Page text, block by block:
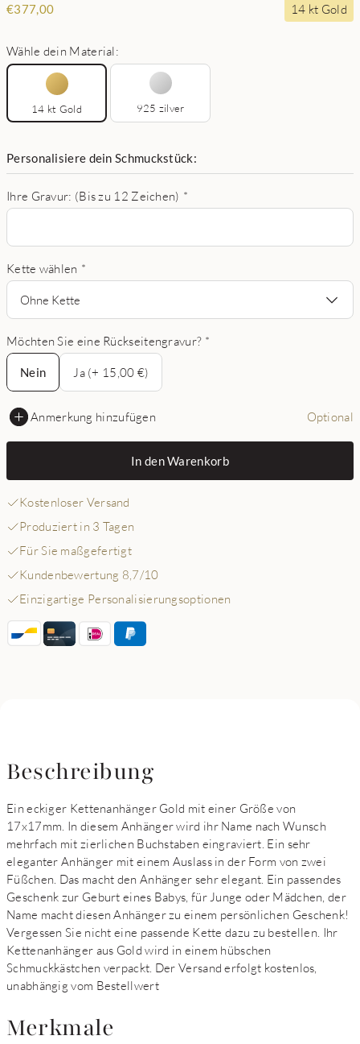
€377,00 14 kt Gold
Wähle dein Material:
14 kt Gold 925 zilver
Personalisiere dein Schmuckstück:
Ihre Gravur: (Bis zu 12 Zeichen) *
Kette wählen *
Ohne Kette
Möchten Sie eine Rückseitengravur? *
Nein
Nein
Ja (+ 15,00 €)
Anmerkung hinzufügen Optional
In den Warenkorb
Kostenloser Versand
Produziert in 3 Tagen
Für Sie maßgefertigt
Kundenbewertung 8,7/10
Einzigartige Personalisierungsoptionen
Beschreibung
Ein eckiger Kettenanhänger Gold mit einer Größe von
17x17mm. In diesem Anhänger wird ihr Name nach Wunsch
mehrfach mit zierlichen Buchstaben eingraviert. Ein sehr
eleganter Anhänger mit einem Auslass in der Form von zwei
Füßchen. Das macht den Anhänger sehr elegant. Ein passendes
Geschenk zur Geburt eines Babys, für Junge oder Mädchen, der
Name macht diesen Anhänger zu einem persönlichen Geschenk!
Vergessen Sie nicht eine passende Kette dazu zu bestellen. Ihr
Kettenanhänger aus Gold wird in einem hübschen
Schmuckkästchen verpackt. Der Versand erfolgt kostenlos,
unabhängig vom Bestellwert
Merkmale